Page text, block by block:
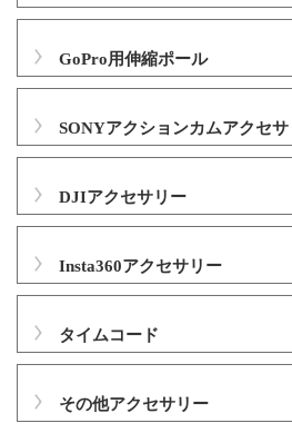
GoPro用伸縮ポール
SONYアクションカムアクセ
DJIアクセサリー
Insta360アクセサリー
タイムコード
その他アクセサリー